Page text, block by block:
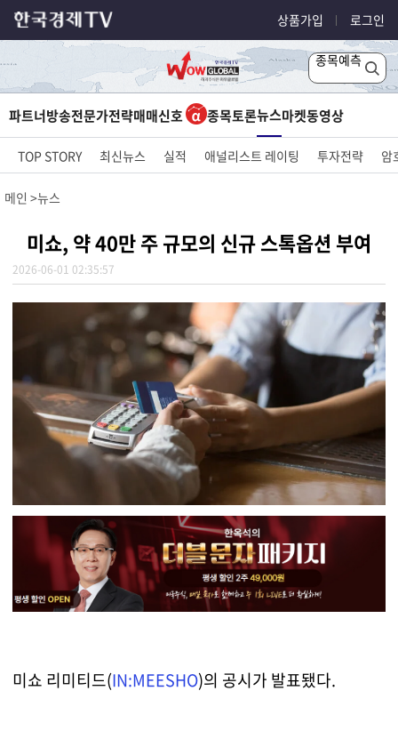
상품가입 로그인
종목예측
파트너방송전문가전략매매신호 종목토론뉴스마켓동영상
TOP STORY 최신뉴스 실적 애널리스트 레이팅 투자전략 암
메인 뉴스
미쇼, 약 40만 주 규모의 신규 스톡옵션 부여
2026-06-01 02:35:57
미쇼 리미티드(IN:MEESHO)의 공시가 발표됐다.